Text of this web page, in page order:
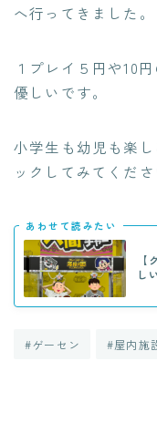
へ行ってきました。
１プレイ５円や10
優しいです。
小学生も幼児も楽
ックしてみてくださ
あわせて読みたい
し
#ゲーセン #屋内施